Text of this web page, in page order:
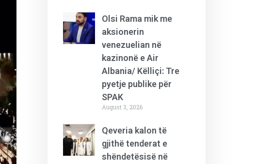
Olsi Rama mik me
aksionerin
venezuelian në
kazinonë e Air
Albania/ Këlliçi: Tre
pyetje publike për
SPAK
August 3, 2026
Qeveria kalon të
gjithë tenderat e
shëndetësisë në